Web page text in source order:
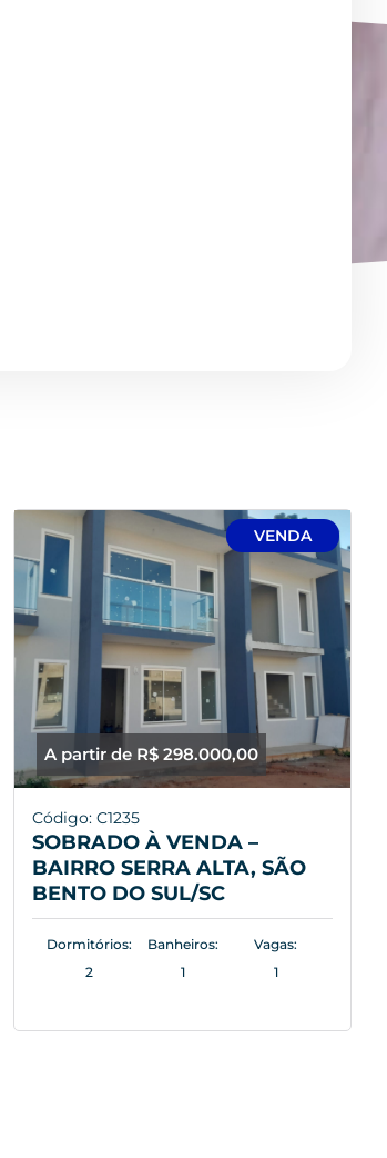
A partir de R$ 298.000,00
VENDA
Código: C1235
SOBRADO À VENDA –
BAIRRO SERRA ALTA, SÃO
BENTO DO SUL/SC
Dormitórios:
2
Banheiros:
1
Vagas:
1